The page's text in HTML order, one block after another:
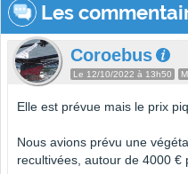
Les
Coroebus
Le 12/10/2022 à 13h50
Elle est prévue mais le prix
Nous avions prévu une
recultivées, autour de 4000 €